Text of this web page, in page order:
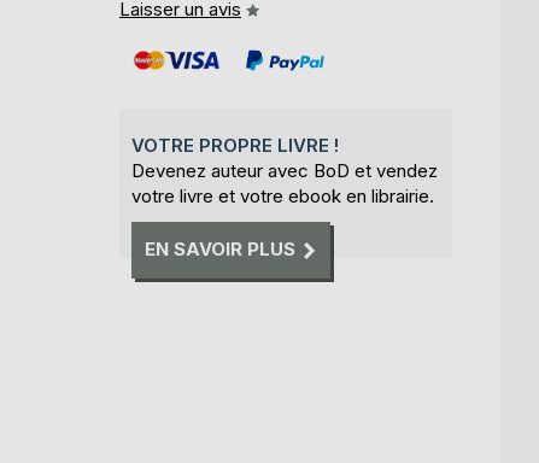
Laisser un avis
VOTRE PROPRE LIVRE !
Devenez auteur avec BoD et vendez
votre livre et votre ebook en librairie.
EN SAVOIR PLUS